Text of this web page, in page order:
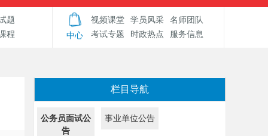
题库 辅导资料 历年真题 模拟试题
题
程 中心
视频课堂 学员风采
名师团队
考试专题
时政热点 服务信息
栏目导航
公务员面试公
告
事业单位公告